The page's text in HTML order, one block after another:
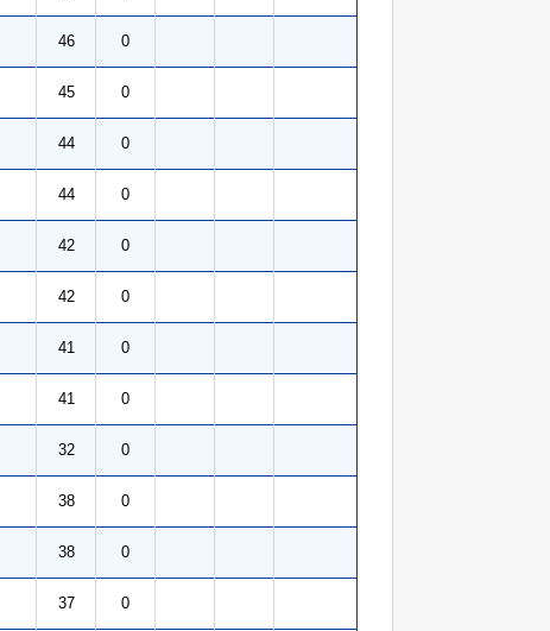
46 0
45 0
44 0
44 0
42 0
42 0
41 0
41 0
32 0
38 0
38 0
37 0